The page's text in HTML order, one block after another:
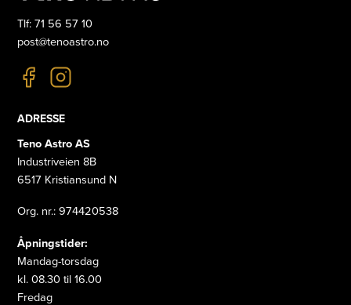
Tlf: 71 56 57 10
post@tenoastro.no
ADRESSE
Teno Astro AS
Industriveien 8B
6517 Kristiansund N
Org. nr.: 974420538
Åpningstider:
Mandag-torsdag
kl. 08.30 til 16.00
Fredag